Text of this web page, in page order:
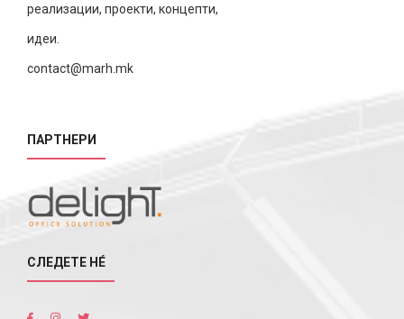
реализации, проекти, концепти,
идеи.
contact@marh.mk
ПАРТНЕРИ
СЛЕДЕТЕ НÉ